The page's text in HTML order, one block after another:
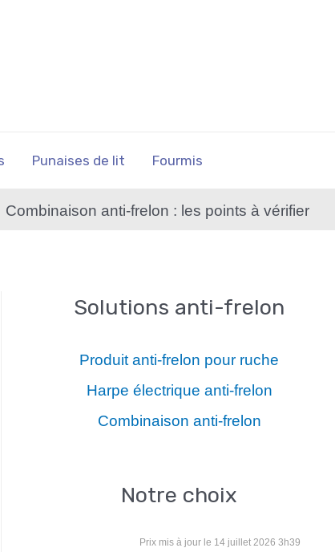
Punaises de lit Fourmis
Combinaison anti-frelon : les points à vérifier
Solutions anti-frelon
Produit anti-frelon pour ruche
Harpe électrique anti-frelon
Combinaison anti-frelon
Notre choix
14 juillet 2026 3h39